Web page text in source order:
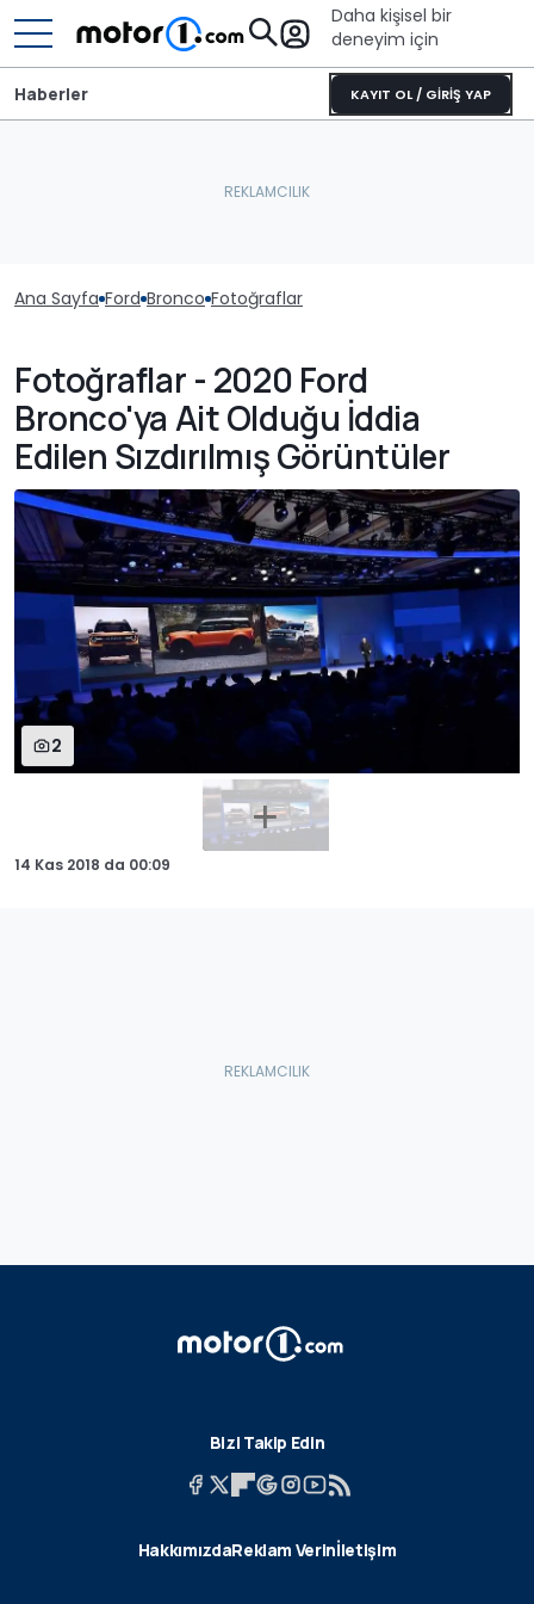
Daha kişisel bir
deneyim için
KAYIT OL / GİRİŞ YAP
Haberler
Ana Sayfa Ford Bronco Fotoğraflar
Fotoğraflar - 2020 Ford
Bronco'ya Ait Olduğu İddia
Edilen Sızdırılmış Görüntüler
2
14 Kas 2018 da 00:09
Bizi Takip Edin
HakkımızdaReklam Verinİletişim